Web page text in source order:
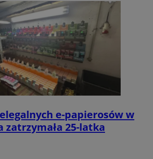
e-papierosów w
zatrzymała 25-latka